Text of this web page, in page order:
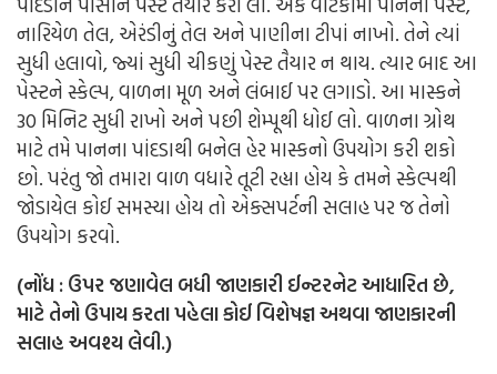
નારિયેળ તેલ, એરંડીનું તેલ અને પાણીના ટીપાં નાખો.તેને ત્યાં
સુધી હલાવો, જ્યાં સુધી ચીકણું પેસ્ટ તૈયાર ન થાય.ત્યાર બાદ આ
પેસ્ટને સ્કેલ્પ, વાળના મૂળ અને લંબાઈ પર લગાડો. આ માસ્કને
30 મિનિટ સુધી રાખો અને પછી શેમ્પૂથી ધોઈ લો.વાળના ગ્રોથ
માટે તમે પાનના પાંદડાથી બનેલ હેર માસ્કનો ઉપયોગ કરી શકો
છો. પરંતુ જો તમારા વાળ વધારે તૂટી રહ્યા હોય કે તમને સ્કેલ્પથી
જોડાયેલ કોઈ સમસ્યા હોય તો એક્સપર્ટની સલાહ પર જ તેનો
ઉપયોગ કરવો.
(નોંધ:ઉપરજણાવેલ બધી જાણકારી ઈન્ટરનેટઆધારિત છે,
માટે તેનો ઉપાય કરતા પહેલા કોઈ વિશેષજ્ઞ અથવા જાણકારની
સલાહ અવશ્ય લેવી.)